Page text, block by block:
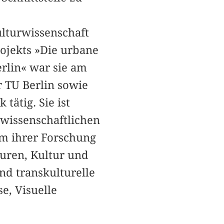
»Die urbane
war sie am
Berlin sowie
tätig. Sie ist
ihrer Forschung
Kultur und
transkulturelle
Visuelle